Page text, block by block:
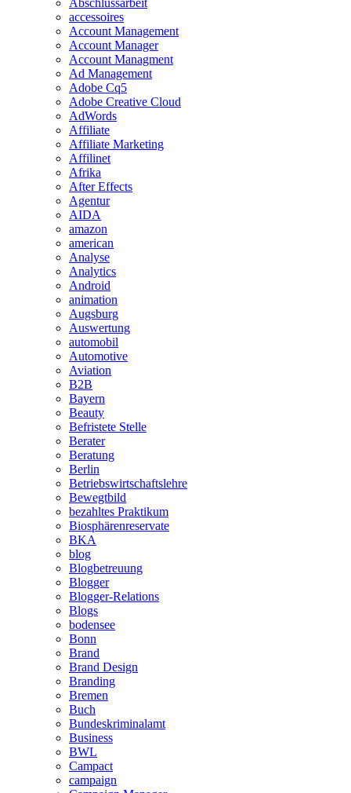
accessoires
Account Management
Account Manager
Account Managment
Ad Management
Adobe Cq5
Adobe Creative Cloud
AdWords
Affiliate
Affiliate Marketing
Affilinet
Afrika
After Effects
Agentur
AIDA
amazon
american
Analyse
Analytics
Android
animation
Augsburg
Auswertung
automobil
Automotive
Aviation
B2B
Bayern
Beauty
Befristete Stelle
Berater
Beratung
Berlin
Betriebswirtschaftslehre
Bewegtbild
bezahltes Praktikum
Biosphärenreservate
BKA
blog
Blogbetreuung
Blogger
Blogger-Relations
Blogs
bodensee
Bonn
Brand
Brand Design
Branding
Bremen
Buch
Bundeskriminalamt
Business
BWL
Campact
campaign